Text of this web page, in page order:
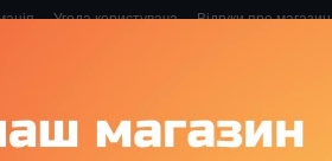
Угода користувача Відгуки про магазин